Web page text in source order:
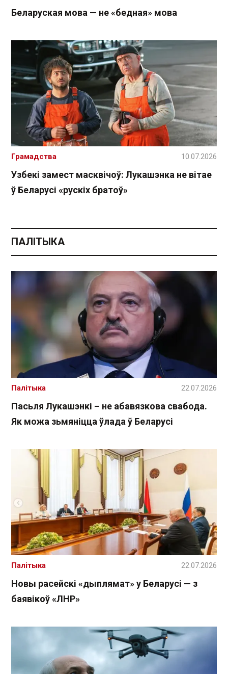
Беларуская мова — не «бедная» мова
Узбекі замест масквічоў: Лукашэнка не вітае
ў Беларусі «рускіх братоў»
Грамадства 10.07.2026
ПАЛІТЫКА
Пасьля Лукашэнкі – не абавязкова свабода.
Як можа зьмяніцца ўлада ў Беларусі
Палітыка 22.07.2026
Новы расейскі «дыплямат» у Беларусі — з
баявікоў «ЛНР»
Палітыка 22.07.2026